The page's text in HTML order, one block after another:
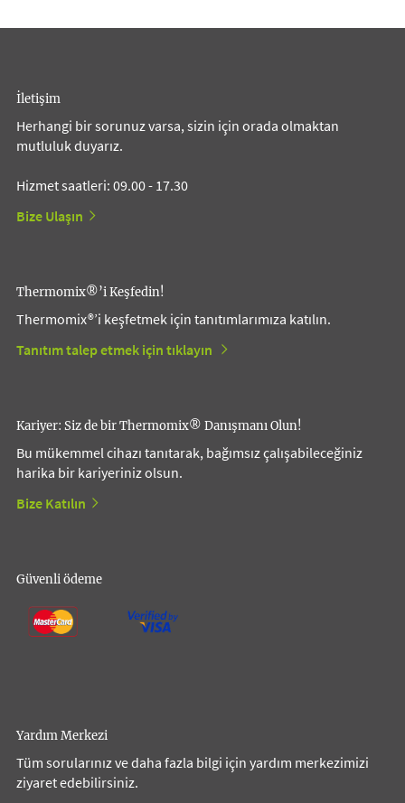
İletişim
Herhangi bir sorunuz varsa, sizin için orada olmaktan
mutluluk duyarız.
Hizmet saatleri: 09.00 - 17.30
Bize Ulaşın
Thermomix®’i Keşfedin!
Thermomix®’i keşfetmek için tanıtımlarımıza katılın.
Tanıtım talep etmek için tıklayın
Kariyer: Siz de bir Thermomix® Danışmanı Olun!
Bu mükemmel cihazı tanıtarak, bağımsız çalışabileceğiniz
harika bir kariyeriniz olsun.
Bize Katılın
Güvenli ödeme
Yardım Merkezi
Tüm sorularınız ve daha fazla bilgi için yardım merkezimizi
ziyaret edebilirsiniz.